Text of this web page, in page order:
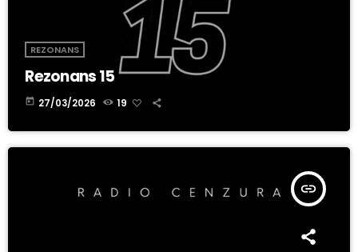
REZONANS
Rezonans 15
today 27/03/2026 19
insert_link